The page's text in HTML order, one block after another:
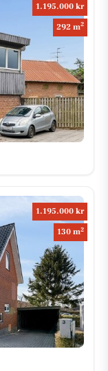
1.195.000 kr
292 m2
1.195.000 kr
130 m2